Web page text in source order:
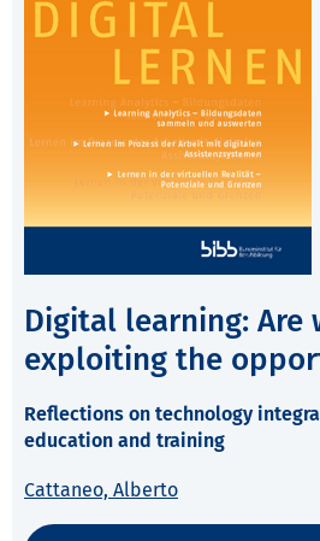
Digital learning: Are
exploiting the
Reflections on technology
education and training
Cattaneo, Alberto